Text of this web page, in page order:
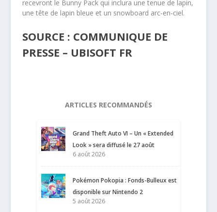
recevront le Bunny Pack qui inclura une tenue de lapin,
une tête de lapin bleue et un snowboard arc-en-ciel.
SOURCE : COMMUNIQUE DE
PRESSE – UBISOFT FR
ARTICLES RECOMMANDÉS
Grand Theft Auto VI – Un « Extended
Look » sera diffusé le 27 août
6 août 2026
Pokémon Pokopia : Fonds-Bulleux est
disponible sur Nintendo 2
5 août 2026